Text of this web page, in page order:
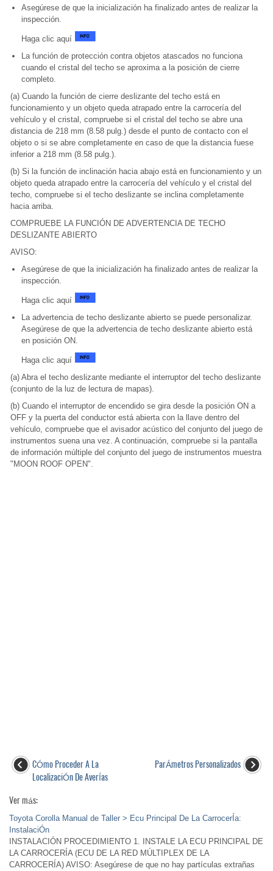
Asegúrese de que la inicialización ha finalizado antes de realizar la
inspección.
Haga clic aquí
La función de protección contra objetos atascados no funciona
cuando el cristal del techo se aproxima a la posición de cierre
completo.
(a) Cuando la función de cierre deslizante del techo está en
funcionamiento y un objeto queda atrapado entre la carrocería del
vehículo y el cristal, compruebe si el cristal del techo se abre una
distancia de 218 mm (8.58 pulg.) desde el punto de contacto con el
objeto o si se abre completamente en caso de que la distancia fuese
inferior a 218 mm (8.58 pulg.).
(b) Si la función de inclinación hacia abajo está en funcionamiento y un
objeto queda atrapado entre la carrocería del vehículo y el cristal del
techo, compruebe si el techo deslizante se inclina completamente
hacia arriba.
COMPRUEBE LA FUNCIÓN DE ADVERTENCIA DE TECHO
DESLIZANTE ABIERTO
AVISO:
Asegúrese de que la inicialización ha finalizado antes de realizar la
inspección.
Haga clic aquí
La advertencia de techo deslizante abierto se puede personalizar.
Asegúrese de que la advertencia de techo deslizante abierto está
en posición ON.
Haga clic aquí
(a) Abra el techo deslizante mediante el interruptor del techo deslizante
(conjunto de la luz de lectura de mapas).
(b) Cuando el interruptor de encendido se gira desde la posición ON a
OFF y la puerta del conductor está abierta con la llave dentro del
vehículo, compruebe que el avisador acústico del conjunto del juego de
instrumentos suena una vez. A continuación, compruebe si la pantalla
de información múltiple del conjunto del juego de instrumentos muestra
"MOON ROOF OPEN".
CÓmo Proceder A La
LocalizaciÓn De AverÍas
ParÁmetros Personalizados
Ver más:
Toyota Corolla Manual de Taller > Ecu Principal De La CarrocerÍa:
InstalaciÓn
INSTALACIÓN PROCEDIMIENTO 1. INSTALE LA ECU PRINCIPAL DE
LA CARROCERÍA (ECU DE LA RED MÚLTIPLEX DE LA
CARROCERÍA) AVISO: Asegúrese de que no hay partículas extrañas